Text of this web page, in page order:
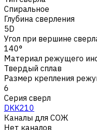
Спиральное
Глубина сверления
5D
Угол при вершине
140°
Материал режущего
Твердый сплав
Размер крепления
6
Серия сверл
DKK210
Каналы для СОЖ
Нет каналов